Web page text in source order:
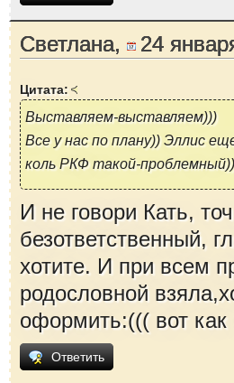
Светлана, 24
Цитата:
Выставляем-выставляем)))
Все у нас по плану)) Эллис
коль РКФ такой-проблемный))
И не говори Кать,
безответственный,
хотите. И при всем
родословной
оформить:((( вот как
Ответить